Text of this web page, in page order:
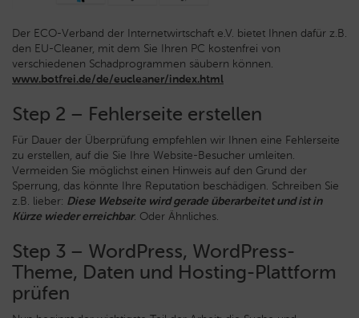
Der ECO-Verband der Internetwirtschaft e.V. bietet Ihnen dafür z.B.
den EU-Cleaner, mit dem Sie Ihren PC kostenfrei von
verschiedenen Schadprogrammen säubern können.
www.botfrei.de/de/eucleaner/index.html
Step 2 – Fehlerseite erstellen
Für Dauer der Überprüfung empfehlen wir Ihnen eine Fehlerseite
zu erstellen, auf die Sie Ihre Website-Besucher umleiten.
Vermeiden Sie möglichst einen Hinweis auf den Grund der
Sperrung, das könnte Ihre Reputation beschädigen. Schreiben Sie
z.B. lieber: Diese Webseite wird gerade überarbeitet und ist in
Kürze wieder erreichbar. Oder Ähnliches.
Step 3 – WordPress, WordPress-
Theme, Daten und Hosting-Plattform
prüfen